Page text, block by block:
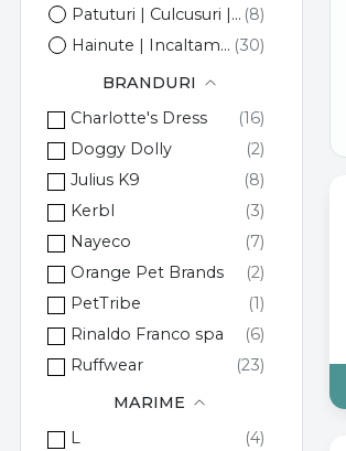
Patuturi | Culcusuri | Saltele
Hainute | Incaltaminte | Accesorii
BRANDURI
Charlotte's Dress
Doggy Dolly
Julius K9
Kerbl
Nayeco
Orange Pet Brands
PetTribe
Rinaldo Franco spa
Ruffwear
MARIME
L